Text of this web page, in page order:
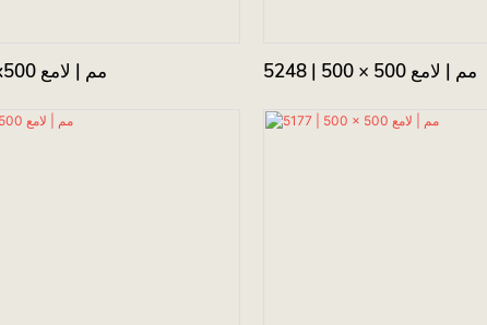
5607 | 500x500 مم | لامع 5248 | 500 × 500 مم | لامع